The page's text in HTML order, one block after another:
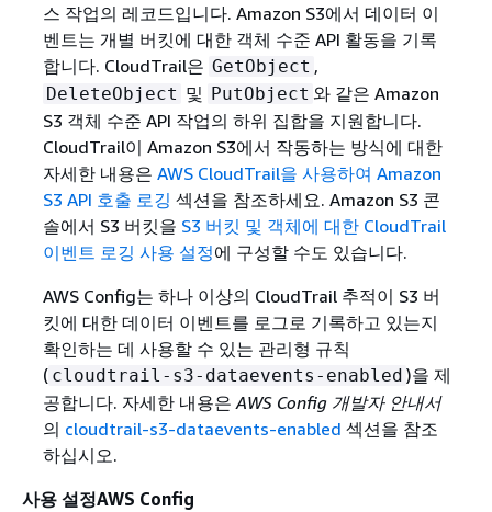
스 작업의 레코드입니다. Amazon S3에서 데이터 이
벤트는 개별 버킷에 대한 객체 수준 API 활동을 기록
합니다. CloudTrail은 GetObject ,
DeleteObject 및 PutObject 와 같은 Amazon
S3 객체 수준 API 작업의 하위 집합을 지원합니다.
CloudTrail이 Amazon S3에서 작동하는 방식에 대한
자세한 내용은 AWS CloudTrail을 사용하여 Amazon
S3 API 호출 로깅 섹션을 참조하세요. Amazon S3 콘
솔에서 S3 버킷을 S3 버킷 및 객체에 대한 CloudTrail
이벤트 로깅 사용 설정에 구성할 수도 있습니다.
AWS Config는 하나 이상의 CloudTrail 추적이 S3 버
킷에 대한 데이터 이벤트를 로그로 기록하고 있는지
확인하는 데 사용할 수 있는 관리형 규칙
( cloudtrail-s3-dataevents-enabled )을 제
공합니다. 자세한 내용은AWS Config 개발자 안내서
의 cloudtrail-s3-dataevents-enabled 섹션을 참조
하십시오.
사용 설정AWS Config